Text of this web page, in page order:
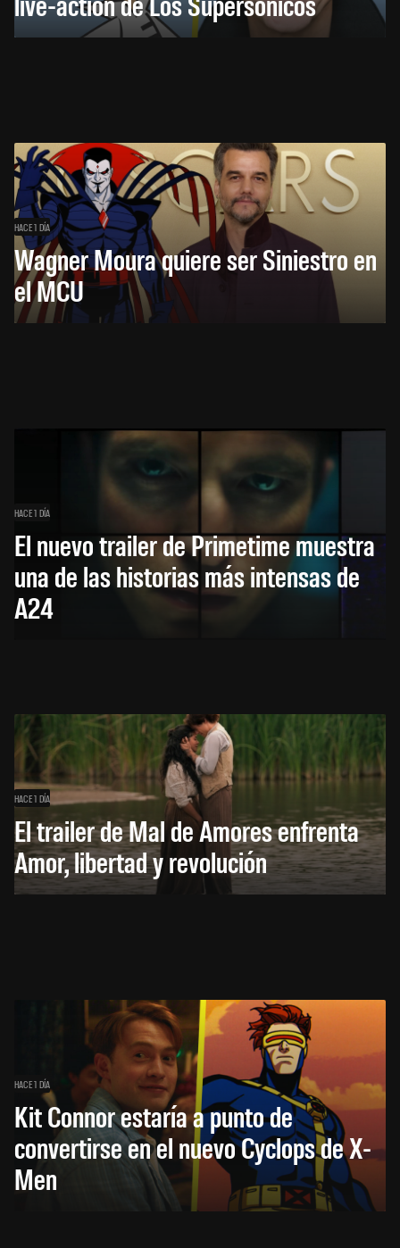
HACE 1 DÍA
Wagner Moura quiere ser Siniestro en
el MCU
HACE 1 DÍA
El nuevo trailer de Primetime muestra
una de las historias más intensas de
A24
HACE 1 DÍA
El trailer de Mal de Amores enfrenta
Amor, libertad y revolución
HACE 1 DÍA
Kit Connor estaría a punto de
convertirse en el nuevo Cyclops de X-
Men